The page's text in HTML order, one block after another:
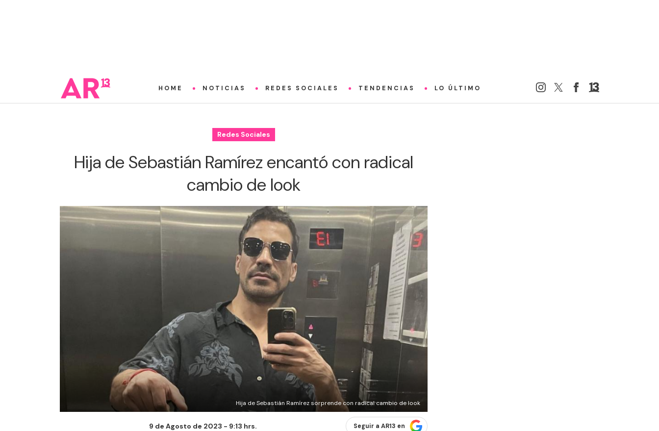
HOME NOTICIAS REDES SOCIALES TENDENCIAS LO ÚLTIMO
Redes Sociales
Hija de Sebastián Ramírez encantó con radical
cambio de look
Hija de Sebastián Ramírez sorprende con radical cambio de look
9 de Agosto de 2023 - 9:13 hrs. Seguir a AR13 en